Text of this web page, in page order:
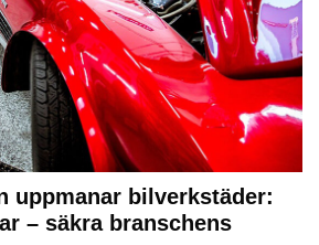
uppmanar bilverkstäder:
– säkra branschens